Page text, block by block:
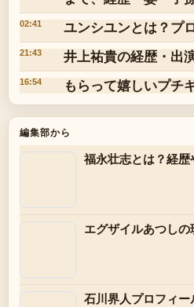
02:41 ユンシユンとは？プ
21:43 井上祐貴の経歴・出
16:54 もらって嬉しいプチ
編集部から
福永壮志とは？経
エグザイルあつし
石川界人プロフィ